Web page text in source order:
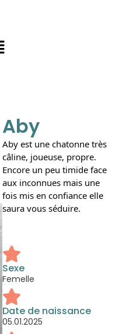
Aby
Aby est une chatonne très
câline, joueuse, propre.
Encore un peu timide face
aux inconnues mais une
fois mis en confiance elle
saura vous séduire.
Sexe
Femelle
Date de naissance
05.01.2025